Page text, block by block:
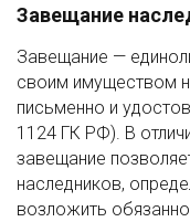
Завещание
Завещание —
своим имуществом
письменно и
1124 ГК РФ). В
завещание
наследников,
возложить